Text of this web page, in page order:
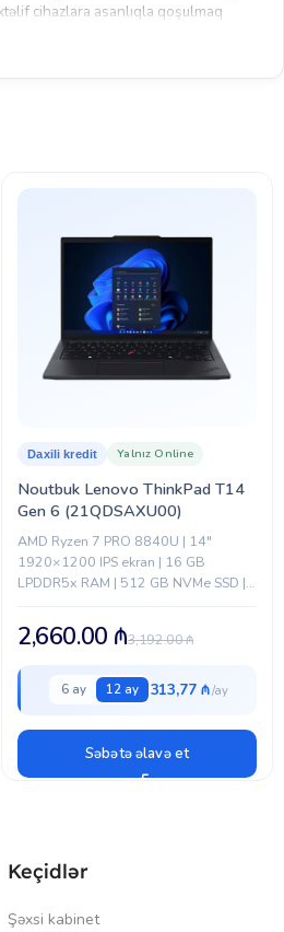
cihazlara asanlıqla qoşulmaq
təqdim edir.
Noutbuk Lenovo ThinkPad T14
Gen 6 (21QDSAXU00)
Daxili kredit Yalnız Online
AMD Ryzen 7 PRO 8840U | 14″
1920×1200 IPS ekran | 16 GB
LPDDR5x RAM | 512 GB NVMe SSD |
Pro
3,192.00₼
2,660.00 ₼
6 ay 12 ay 313,77 ₼
Səbətə əlavə et
Keçidlər
Şəxsi kabinet